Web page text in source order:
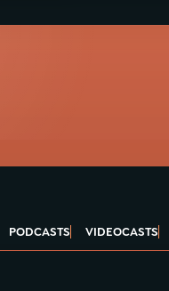
PODCASTS VIDEOCASTS